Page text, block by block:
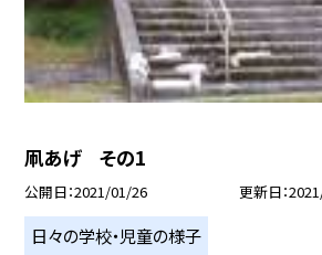
凧あげ その1
公開日 2021/01/26 更新日
日々の学校・児童の様子